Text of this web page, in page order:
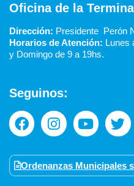
Oficina de la Terminal
Dirección: Presidente Perón
Horarios de Atención: Lunes
y Domingo de 9 a 19hs.
Seguinos:
Ordenanzas Municipales